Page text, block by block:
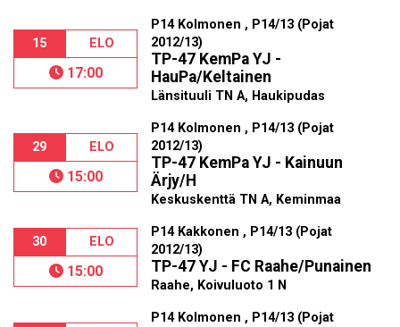
15 ELO
17:00
P14 Kolmonen , P14/13 (Pojat
2012/13)
TP-47 KemPa YJ -
HauPa/Keltainen
Länsituuli TN A, Haukipudas
29 ELO
15:00
P14 Kolmonen , P14/13 (Pojat
2012/13)
TP-47 KemPa YJ - Kainuun
Ärjy/H
Keskuskenttä TN A, Keminmaa
30 ELO
15:00
P14 Kakkonen , P14/13 (Pojat
2012/13)
TP-47 YJ - FC Raahe/Punainen
Raahe, Koivuluoto 1 N
P14 Kolmonen , P14/13 (Pojat